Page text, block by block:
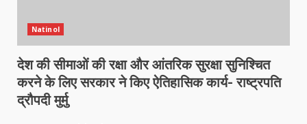
Natinol
देश की सीमाओं की रक्षा और आंतरिक सुरक्षा सुनिश्चित
करने के लिए सरकार ने किए ऐतिहासिक कार्य- राष्ट्रपति
द्रौपदी मुर्मु